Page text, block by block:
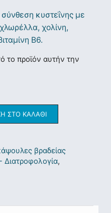
κυστεΐνης με
χολίνη,
Β6.
το προϊόν αυτήν την
ΣΤΟ ΚΑΛΆΘΙ
βραδείας
Διατροφολογία,